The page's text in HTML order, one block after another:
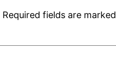
Required fields are marked